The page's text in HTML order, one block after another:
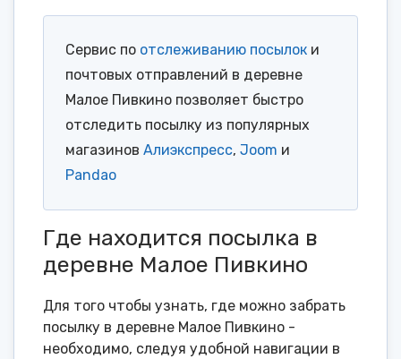
Сервис по отслеживанию посылок и
почтовых отправлений в деревне
Малое Пивкино позволяет быстро
отследить посылку из популярных
магазинов Алиэкспресс, Joom и
Pandao
Где находится посылка в
деревне Малое Пивкино
Для того чтобы узнать, где можно забрать
посылку в деревне Малое Пивкино -
необходимо, следуя удобной навигации в